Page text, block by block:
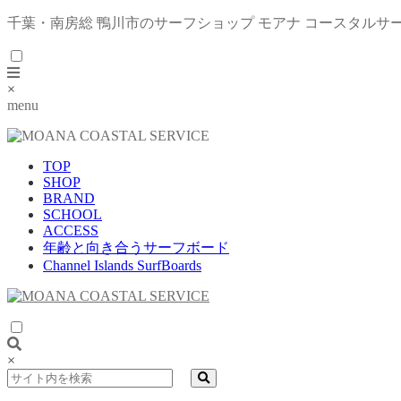
千葉・南房総 鴨川市のサーフショップ モアナ コースタルサ
×
menu
TOP
SHOP
BRAND
SCHOOL
ACCESS
年齢と向き合うサーフボード
Channel Islands SurfBoards
×